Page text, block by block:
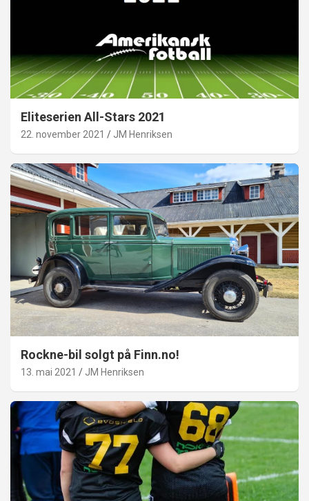
Eliteserien All-Stars 2021
22. november 2021 JM Henriksen
Rockne-bil solgt på Finn.no!
13. mai 2021 JM Henriksen